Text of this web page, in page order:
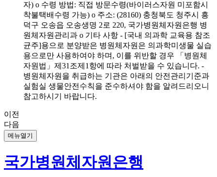
자) o 수령 방법: 직접 방문수령(바이러스자원 미포함시
착불택배수령 가능) o 주소: (28160) 충청북도 청주시 흥
덕구 오송읍 오송생명 2로 220, 국가병원체자원은행 병
원체자원관리과 o 기타 사항 - [국내 의과학 교육용 참조
균주]용으로 분양받은 병원체자원은 의과학미생물 실습
용으로만 사용하여야 하며, 이를 위반할 경우 「병원체
자원법」제31조제1항에 따라 처벌받을 수 있습니다. -
병원체자원을 취급하는 기관은 아래의 안전관리기준과
실험실 생물안전수칙을 준수하셔야 함을 알려드리오니
참고하시기 바랍니다.
이전
다음
메뉴열기
국가병원체자원은행